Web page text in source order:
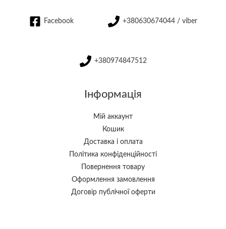
Facebook +380630674044 / viber
+380974847512
Інформація
Мій аккаунт
Кошик
Доставка і оплата
Політика конфіденційності
Повернення товару
Оформлення замовлення
Договір публічної оферти